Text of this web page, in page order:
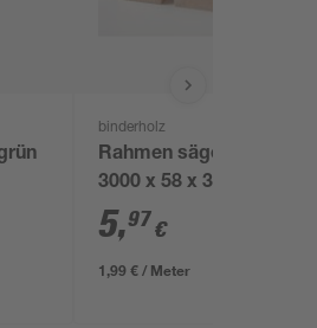
binderholz
Rahmen sägerau
3000 x 58 x 38 mm
5,97€
1,99 € / Meter